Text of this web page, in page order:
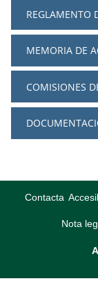
REGLAMENTO
MEMORIA DE
COMISIONES
Contacta
Nota